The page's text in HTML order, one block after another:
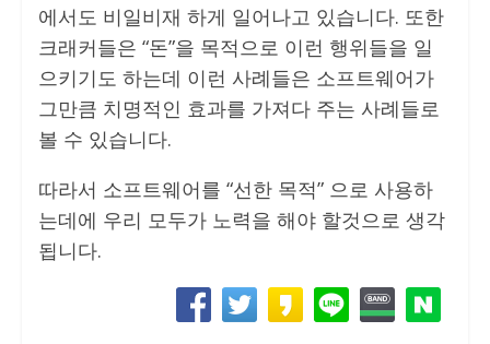
에서도 비일비재 하게 일어나고 있습니다. 또한
크래커들은 “돈”을 목적으로 이런 행위들을 일
으키기도 하는데 이런 사례들은 소프트웨어가
그만큼 치명적인 효과를 가져다 주는 사례들로
볼 수 있습니다.
따라서 소프트웨어를 “선한 목적” 으로 사용하
는데에 우리 모두가 노력을 해야 할것으로 생각
됩니다.